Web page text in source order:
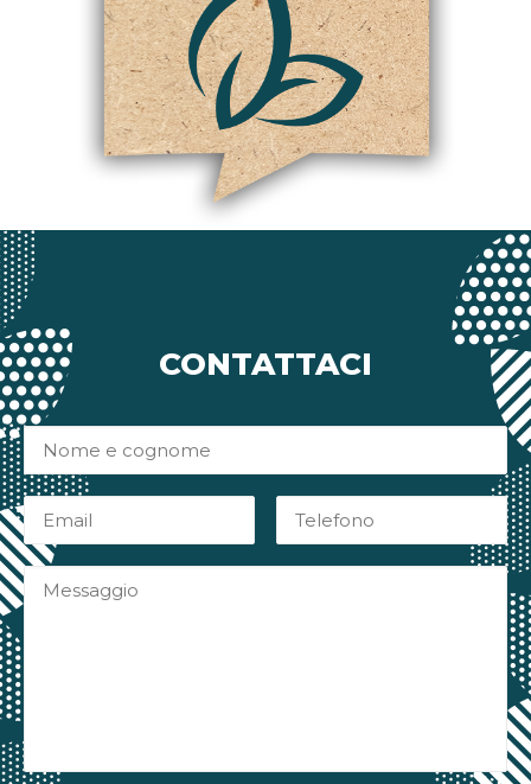
CONTATTACI